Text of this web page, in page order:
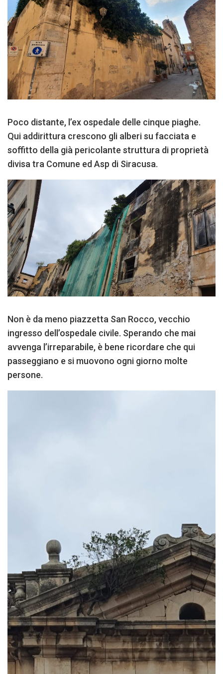
Poco distante, l’ex ospedale delle cinque piaghe.
Qui addirittura crescono gli alberi su facciata e
soffitto della già pericolante struttura di proprietà
divisa tra Comune ed Asp di Siracusa.
Non è da meno piazzetta San Rocco, vecchio
ingresso dell’ospedale civile. Sperando che mai
avvenga l’irreparabile, è bene ricordare che qui
passeggiano e si muovono ogni giorno molte
persone.